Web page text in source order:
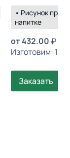
• Рисунок
напитке
от432.00
Изготовим: 14
Заказать